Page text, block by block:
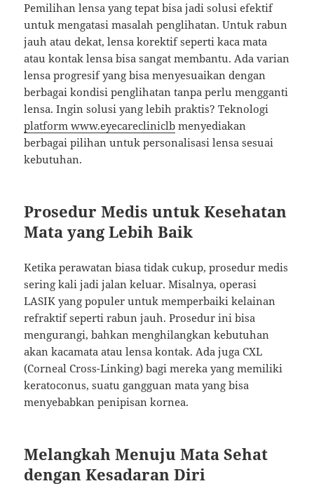
Pemilihan lensa yang tepat bisa jadi solusi efektif
untuk mengatasi masalah penglihatan. Untuk rabun
jauh atau dekat, lensa korektif seperti kaca mata
atau kontak lensa bisa sangat membantu. Ada varian
lensa progresif yang bisa menyesuaikan dengan
berbagai kondisi penglihatan tanpa perlu mengganti
lensa. Ingin solusi yang lebih praktis? Teknologi
platform www.eyecarecliniclb menyediakan
berbagai pilihan untuk personalisasi lensa sesuai
kebutuhan.
Prosedur Medis untuk Kesehatan
Mata yang Lebih Baik
Ketika perawatan biasa tidak cukup, prosedur medis
sering kali jadi jalan keluar. Misalnya, operasi
LASIK yang populer untuk memperbaiki kelainan
refraktif seperti rabun jauh. Prosedur ini bisa
mengurangi, bahkan menghilangkan kebutuhan
akan kacamata atau lensa kontak. Ada juga CXL
(Corneal Cross-Linking) bagi mereka yang memiliki
keratoconus, suatu gangguan mata yang bisa
menyebabkan penipisan kornea.
Melangkah Menuju Mata Sehat
dengan Kesadaran Diri